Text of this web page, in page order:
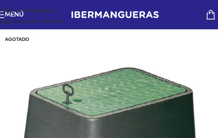
Skip to navigation
Skip to main content
MENÚ
AGOTADO